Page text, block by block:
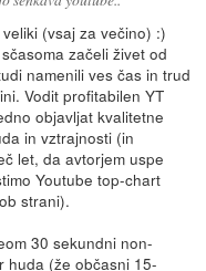
(vsaj za večino) :)
začeli živet od
namenili ves čas in trud
Vodit profitabilen YT
objavljat kvalitetne
in vztrajnosti (in
let, da avtorjem uspe
Youtube top-chart
strani).
30 sekundni non-
huda (že občasni 15-